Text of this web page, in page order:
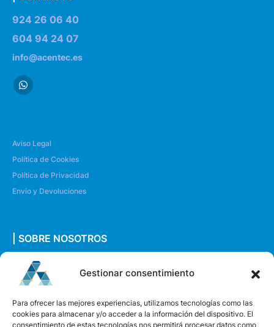
Gestionar consentimiento
Para ofrecer las mejores experiencias, utilizamos tecnologías como las
cookies para almacenar y/o acceder a la información del dispositivo. El
consentimiento de estas tecnologías nos permitirá procesar datos como
924 26 06 40
604 94 24 07
info@acentec.es
Aviso Legal
Política de Cookies
Política de Privacidad
Envío y Devoluciones
| SOBRE NOSOTROS
Quiénes somos
Envíanos un mensaje